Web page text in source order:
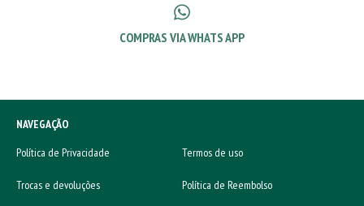
COMPRAS VIA WHATS APP
NAVEGAÇÃO
Política de Privacidade
Termos de uso
Trocas e devoluções Política de Reembolso